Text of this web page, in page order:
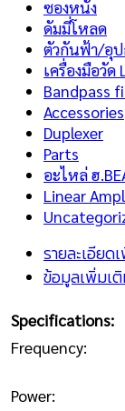
ซองหนัง
ดัมมี่โหลด
ตัวกันฟ้า/อุ
เครื่องมือวัด
Bandpass
Accessories
Duplexer
Parts
อะไหล่ ฮ
Linear
รายละเอียด
ข้อมูลเพิ่มเ
Specifications:
Frequency:
Power: